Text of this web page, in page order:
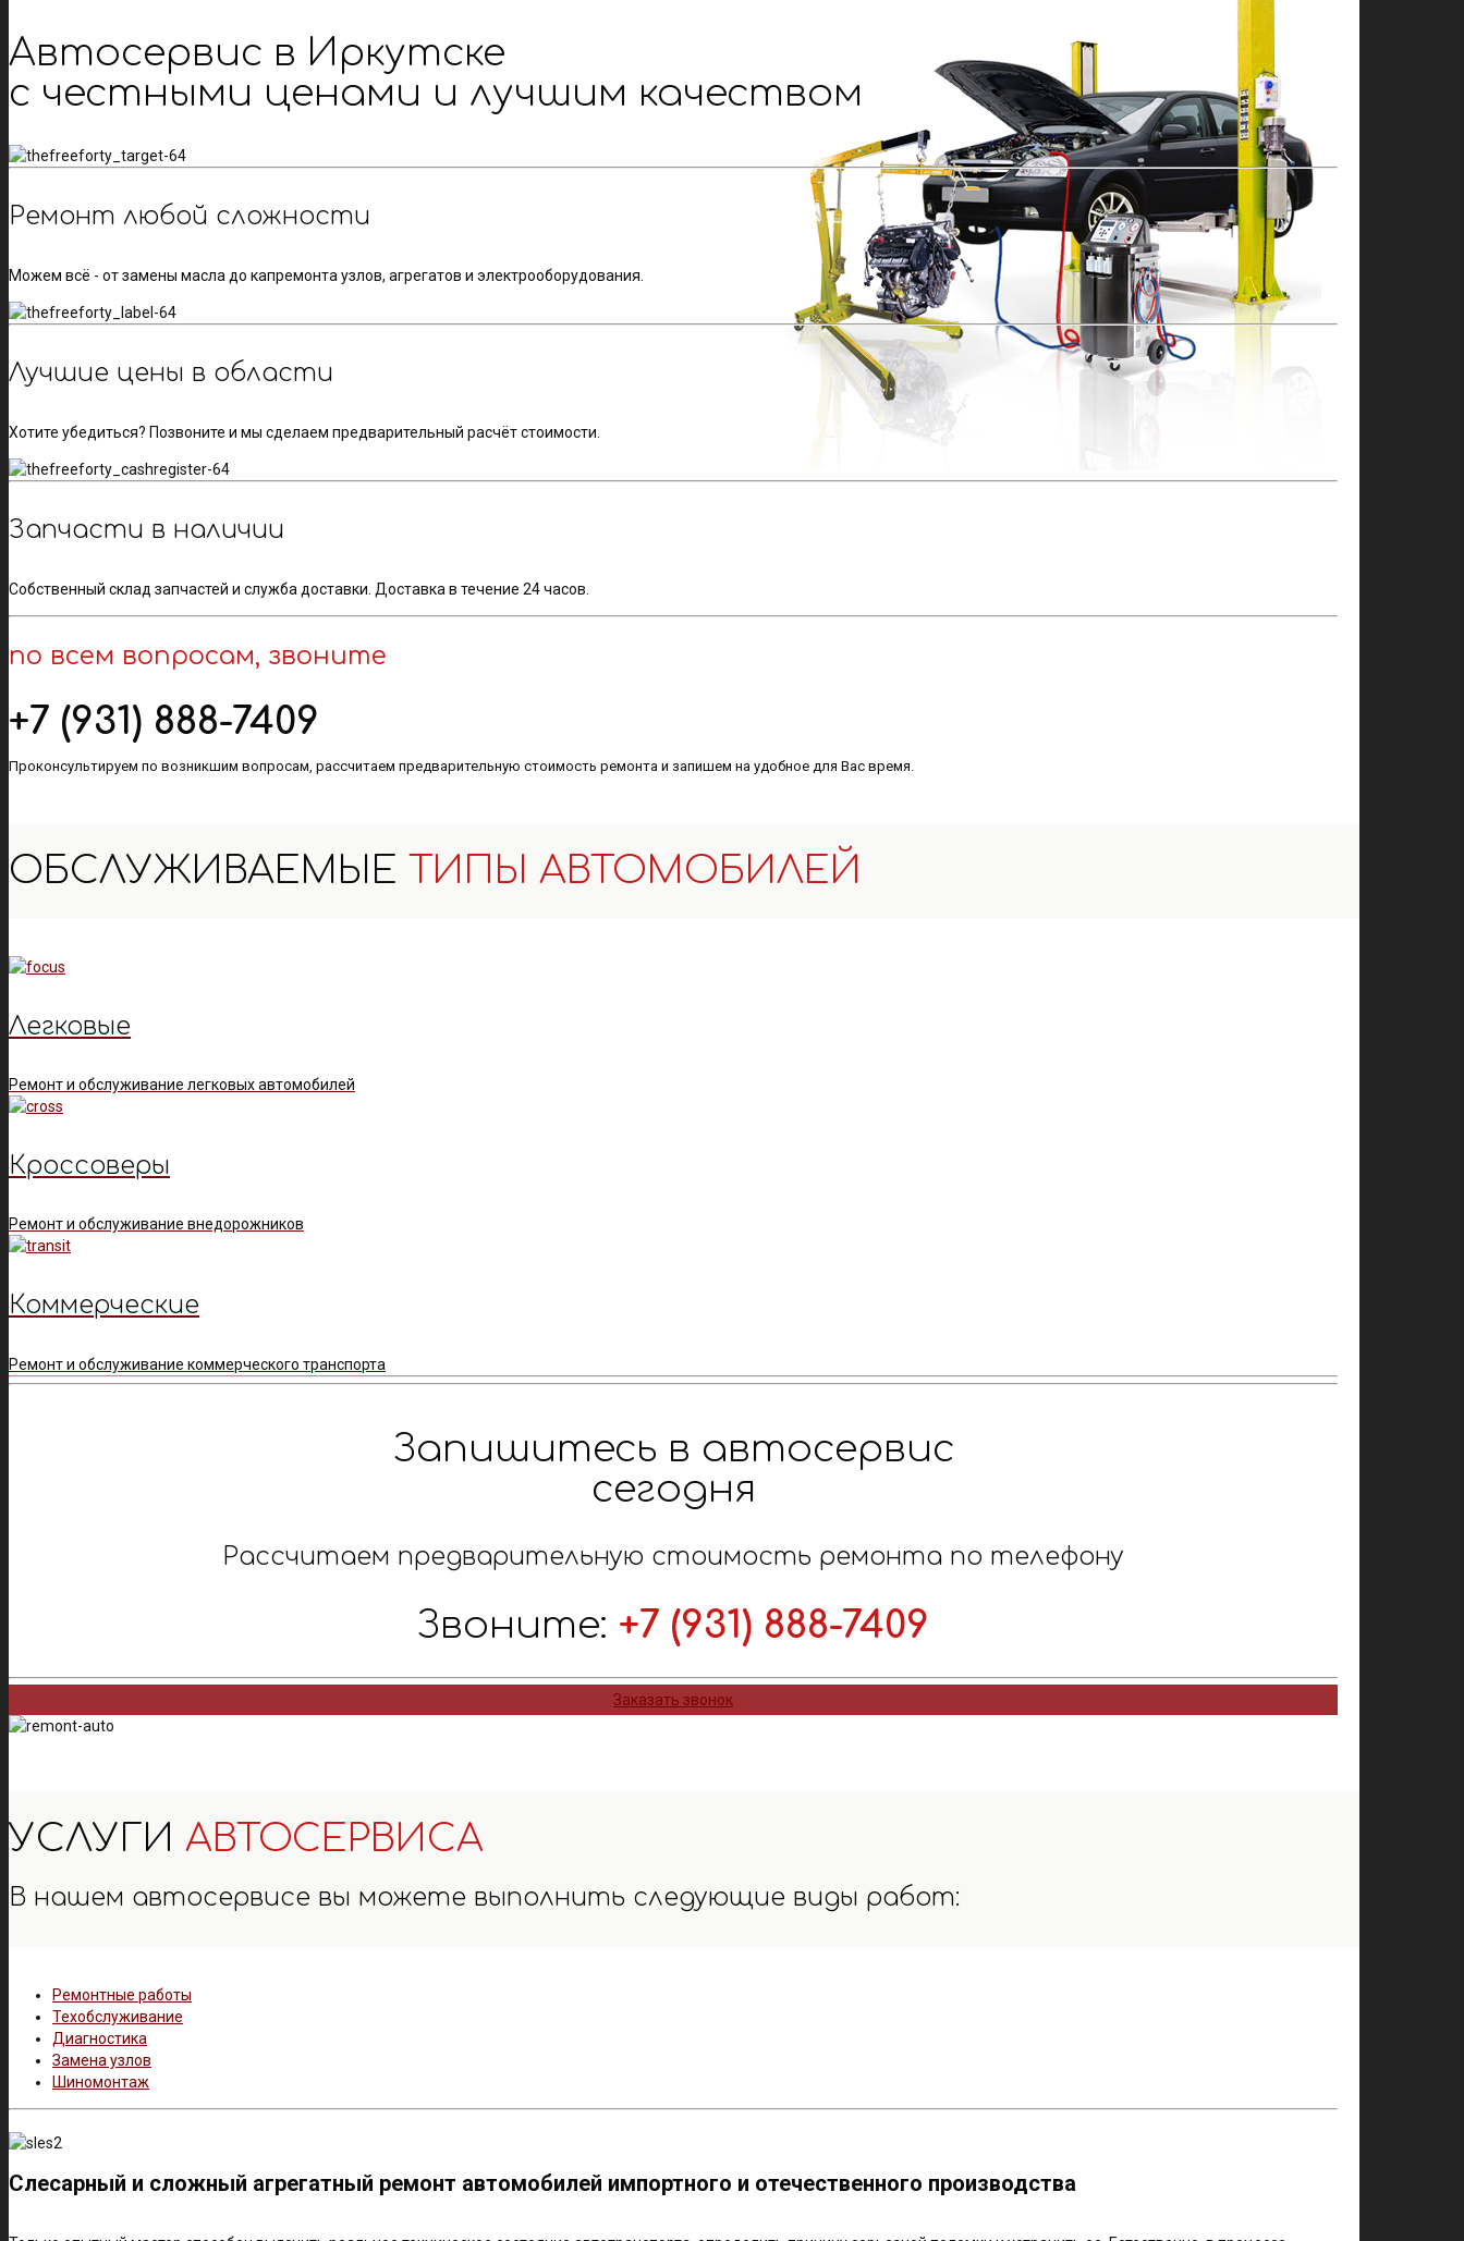
Автосервис в Иркутске
с честными ценами и лучшим качеством
Ремонт любой сложности
Можем всё - от замены масла до капремонта узлов, агрегатов и электрооборудования.
Лучшие цены в области
Хотите убедиться? Позвоните и мы сделаем предварительный расчёт стоимости.
Запчасти в наличии
Собственный склад запчастей и служба доставки. Доставка в течение 24 часов.
по всем вопросам, звоните
+7 (931) 888-7409
Проконсультируем по возникшим вопросам, рассчитаем предварительную стоимость ремонта и запишем на удобное для Вас время.
ОБСЛУЖИВАЕМЫЕ ТИПЫ АВТОМОБИЛЕЙ
Легковые
Ремонт и обслуживание легковых автомобилей
Кроссоверы
Ремонт и обслуживание внедорожников
Коммерческие
Ремонт и обслуживание коммерческого транспорта
Запишитесь в автосервис
сегодня
Рассчитаем предварительную стоимость ремонта по телефону
Звоните: +7 (931) 888-7409
Заказать звонок
УСЛУГИ АВТОСЕРВИСА
В нашем автосервисе вы можете выполнить следующие виды работ:
Ремонтные работы
Техобслуживание
Диагностика
Замена узлов
Шиномонтаж
Слесарный и сложный агрегатный ремонт автомобилей импортного и отечественного производства